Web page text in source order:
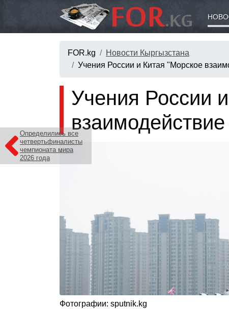
FOR.kg
Новости Кыргызстана
Учения России и Китая "Морское
Определились все
четвертьфиналисты
чемпионата мира
2026 года
Учения России
Фотографии: sputnik.kg